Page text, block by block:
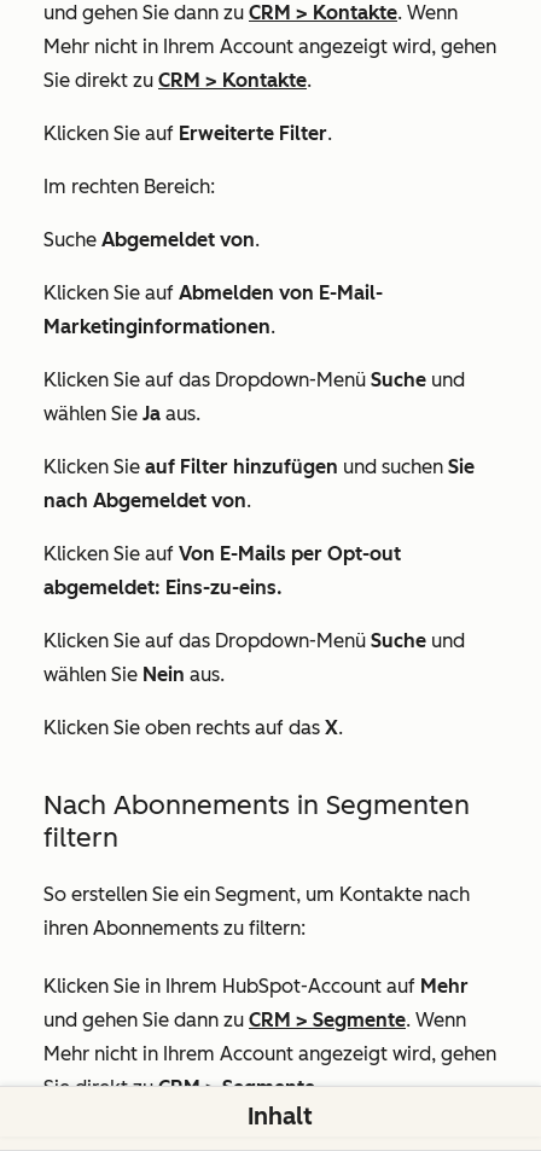
und gehen Sie dann zu CRM > Kontakte. Wenn
Mehr nicht in Ihrem Account angezeigt wird, gehen
Sie direkt zu CRM > Kontakte.
Klicken Sie auf Erweiterte Filter.
Im rechten Bereich:
Suche Abgemeldet von.
Klicken Sie auf Abmelden von E-Mail-
Marketinginformationen.
Klicken Sie auf das Dropdown-Menü Suche und
wählen Sie Ja aus.
Klicken Sie auf Filter hinzufügen und suchen Sie
nach Abgemeldet von.
Klicken Sie auf Von E-Mails per Opt-out
abgemeldet: Eins-zu-eins.
Klicken Sie auf das Dropdown-Menü Suche und
wählen Sie Nein aus.
Klicken Sie oben rechts auf das X.
Nach Abonnements in Segmenten
filtern
So erstellen Sie ein Segment, um Kontakte nach
ihren Abonnements zu filtern:
Klicken Sie in Ihrem HubSpot-Account auf Mehr
und gehen Sie dann zu CRM > Segmente. Wenn
Mehr nicht in Ihrem Account angezeigt wird, gehen
Sie direkt zuCRM>Segmente.
Inhalt